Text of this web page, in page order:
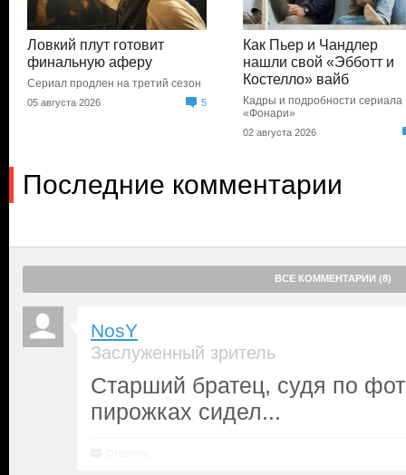
Ловкий плут готовит
финальную аферу
Сериал продлен на третий сезон
05 августа 2026 5
Как Пьер и Чандлер
нашли свой «Эбботт и
Костелло» вайб
Кадры и подробности сериала
«Фонари»
02 августа 2026
Последние комментарии
ВСЕ КОММЕНТАРИИ (8)
NosY
Заслуженный зритель
Старший братец, судя по
пирожках сидел...